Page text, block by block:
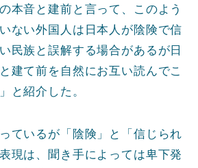
本音と建前と言って、このよう
ない外国人は日本人が陰険で信
民族と誤解する場合があるが日
建て前を自然にお互い読んでこ
と紹介した。
ているが「陰険」と「信じられ
現は、聞き手によっては卑下発